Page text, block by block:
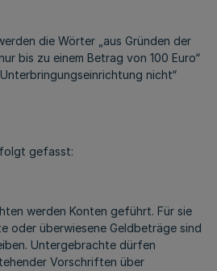
die Wörter „aus Gründen der
bis zu einem Betrag von 100 Euro“
nicht“
gefasst:
werden Konten geführt. Für sie
oder überwiesene Geldbeträge sind
Untergebrachte dürfen
Vorschriften über